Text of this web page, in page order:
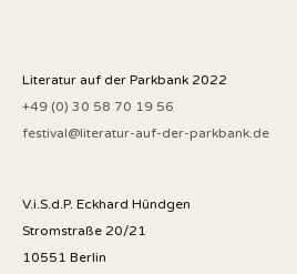
Literatur auf der Parkbank 2022
+49 (0) 30 58 70 19 56
festival@literatur-auf-der-parkbank.de
V.i.S.d.P. Eckhard Hündgen
Stromstraße 20/21
10551 Berlin